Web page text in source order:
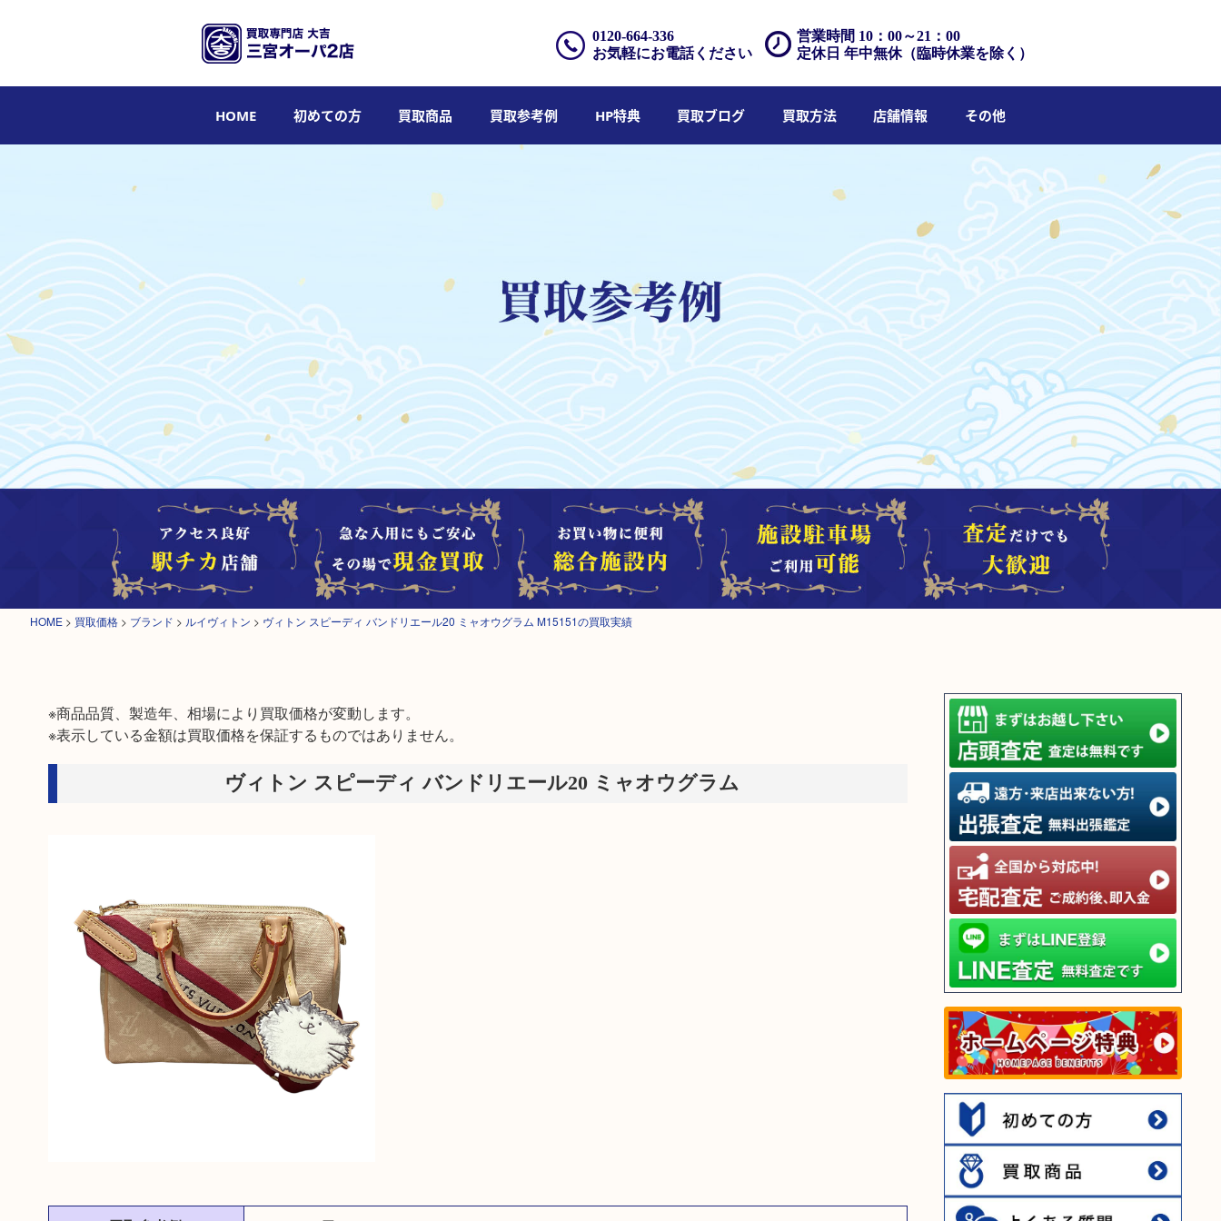
営業時間 10：00～21：00
定休日 年中無休（臨時休業を除く）
0120-664-336
お気軽にお電話ください
HOME 初めての方 買取商品 買取参考例 HP特典 買取ブログ 買取方法 店舗情報 その他
HOME > 買取価格 > ブランド > ルイヴィトン > ヴィトン スピーディ バンドリエール20 ミャオウグラム M15151の買取実績
※商品品質、製造年、相場により買取価格が変動します。
※表示している金額は買取価格を保証するものではありません。
ヴィトン スピーディ バンドリエール20 ミャオウグラム